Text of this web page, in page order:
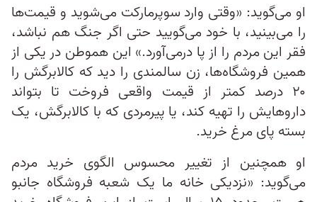
او می‌گوید: «وقتی وارد سوپرمارکت می‌شوید و قیمت‌ها
را می‌بینید، با خود می‌گویید حتی اگر جنگ هم نباشد،
فقر این مردم را از پا درمی‌آورد.» این هموطن در یکی از
همین فروشگاه‌ها، زن سالمندی را دید که کالابرگش را
۲۰ درصد کمتر از قیمت واقعی فروخت تا بتواند
داروهایش را تهیه کند، یا پیرمردی که با کالابرگش، یک
بسته پای مرغ خرید.
او همچنین از تغییر محسوس الگوی خرید مردم
می‌گوید: «نزدیکی خانه ما یک شعبه فروشگاه جانبو